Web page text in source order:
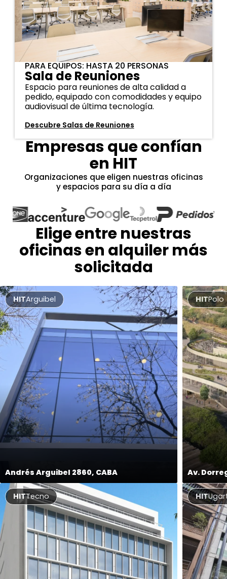
PARA EQUIPOS: HASTA 20 PERSONAS
Sala de Reuniones
Espacio para reuniones de alta calidad a
pedido, equipado con comodidades y equipo
audiovisual de última tecnología.
Descubre Salas de Reuniones
Empresas que confían
en HIT
Organizaciones que eligen nuestras oficinas
y espacios para su día a día
Elige entre nuestras
oficinas en alquiler más
solicitada
HITArguibel
Andrés Arguibel 2860, CABA
HITPolo
Av.
HITTecno HIT